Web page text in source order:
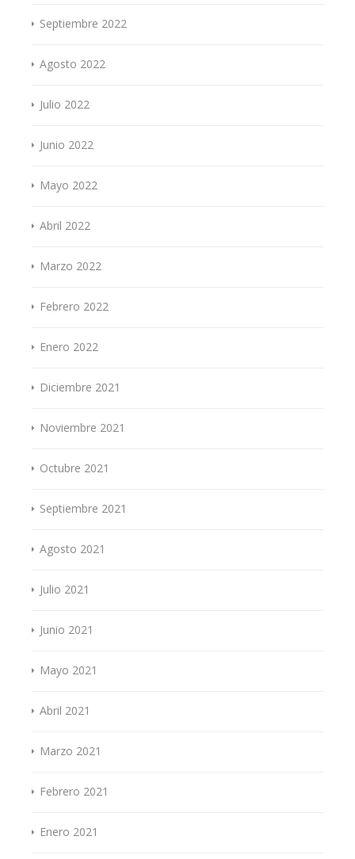
Septiembre 2022
Agosto 2022
Julio 2022
Junio 2022
Mayo 2022
Abril 2022
Marzo 2022
Febrero 2022
Enero 2022
Diciembre 2021
Noviembre 2021
Octubre 2021
Septiembre 2021
Agosto 2021
Julio 2021
Junio 2021
Mayo 2021
Abril 2021
Marzo 2021
Febrero 2021
Enero 2021